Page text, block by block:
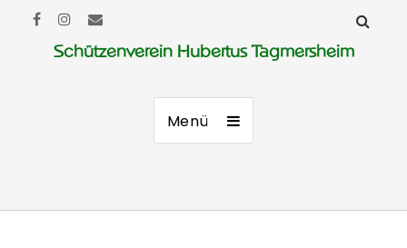
Schützenverein Hubertus Tagmersheim
Menü